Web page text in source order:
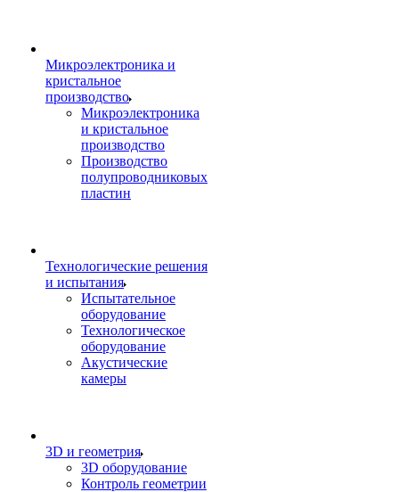
Микроэлектроника и
кристальное
производство
Микроэлектроника
и кристальное
производство
Производство
полупроводниковых
пластин
Технологические решения
и испытания
Испытательное
оборудование
Технологическое
оборудование
Акустические
камеры
3D и геометрия
3D оборудование
Контроль геометрии